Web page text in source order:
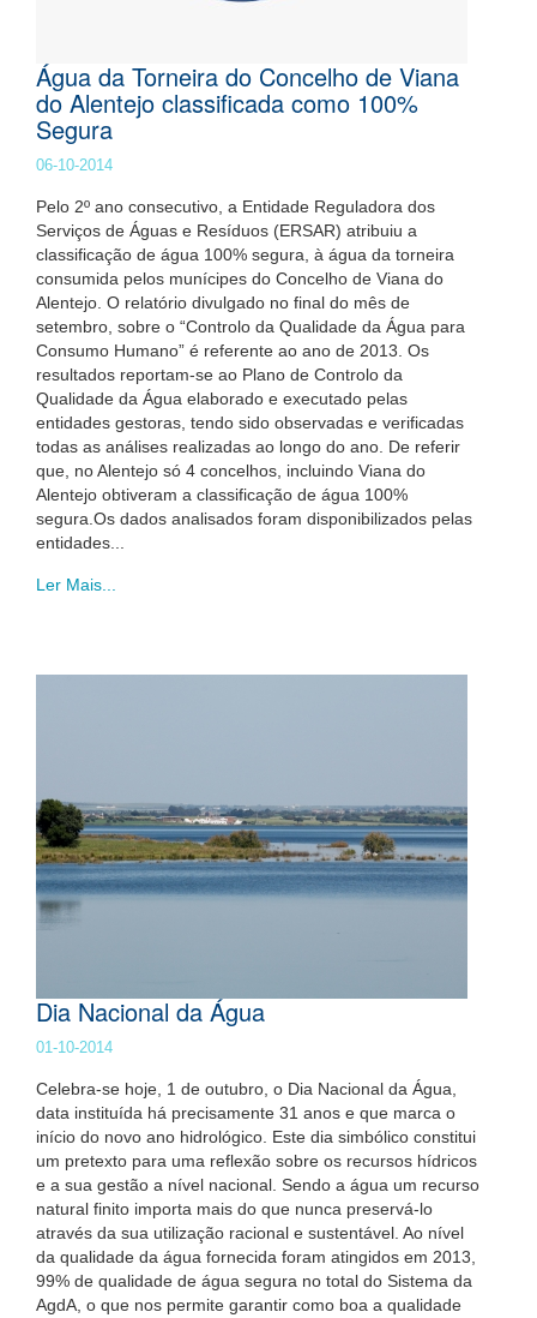
Água da Torneira do Concelho de Viana
do Alentejo classificada como 100%
Segura
06-10-2014
Pelo 2º ano consecutivo, a Entidade Reguladora dos
Serviços de Águas e Resíduos (ERSAR) atribuiu a
classificação de água 100% segura, à água da torneira
consumida pelos munícipes do Concelho de Viana do
Alentejo. O relatório divulgado no final do mês de
setembro, sobre o “Controlo da Qualidade da Água para
Consumo Humano” é referente ao ano de 2013. Os
resultados reportam-se ao Plano de Controlo da
Qualidade da Água elaborado e executado pelas
entidades gestoras, tendo sido observadas e verificadas
todas as análises realizadas ao longo do ano. De referir
que, no Alentejo só 4 concelhos, incluindo Viana do
Alentejo obtiveram a classificação de água 100%
segura.Os dados analisados foram disponibilizados pelas
entidades...
Ler Mais...
Dia Nacional da Água
01-10-2014
Celebra-se hoje, 1 de outubro, o Dia Nacional da Água,
data instituída há precisamente 31 anos e que marca o
início do novo ano hidrológico. Este dia simbólico constitui
um pretexto para uma reflexão sobre os recursos hídricos
e a sua gestão a nível nacional. Sendo a água um recurso
natural finito importa mais do que nunca preservá-lo
através da sua utilização racional e sustentável. Ao nível
da qualidade da água fornecida foram atingidos em 2013,
99% de qualidade de água segura no total do Sistema da
AgdA, o que nos permite garantir como boa a qualidade